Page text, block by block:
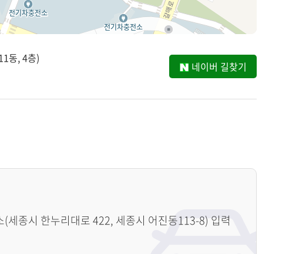
동, 4층)
네이버 길찾기
세종시 한누리대로 422, 세종시 어진동113-8) 입력